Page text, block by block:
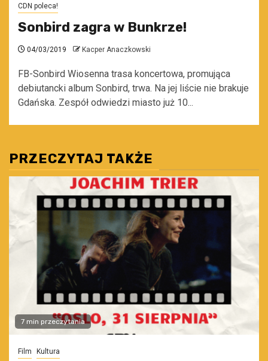
CDN poleca!
Sonbird zagra w Bunkrze!
04/03/2019 Kacper Anaczkowski
FB-Sonbird Wiosenna trasa koncertowa, promująca
debiutancki album Sonbird, trwa. Na jej liście nie brakuje
Gdańska. Zespół odwiedzi miasto już 10...
PRZECZYTAJ TAKŻE
7 min przeczytania
Film Kultura